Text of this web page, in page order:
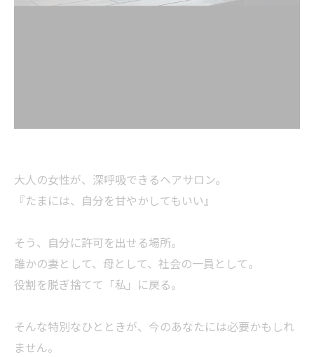
大人の女性が、深呼吸できるヘアサロン。
『たまには、自分を甘やかしてもいい』
そう、自分に許可を出せる場所。
誰かの妻として、母として、社会の一員として。
役割を脱ぎ捨てて「私」に戻る。
そんな特別なひとときが、今のあなたには必要かもしれ
ません。